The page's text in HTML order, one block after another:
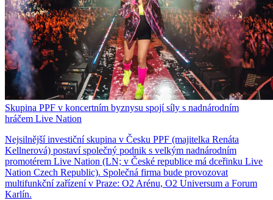
Skupina PPF v koncertním byznysu spojí síly s nadnárodním
hráčem Live Nation
Nejsilnější investiční skupina v Česku PPF (majitelka Renáta
Kellnerová) postaví společný podnik s velkým nadnárodním
promotérem Live Nation (LN; v České republice má dceřinku Live
Nation Czech Republic). Společná firma bude provozovat
multifunkční zařízení v Praze: O2 Arénu, O2 Universum a Forum
Karlín.